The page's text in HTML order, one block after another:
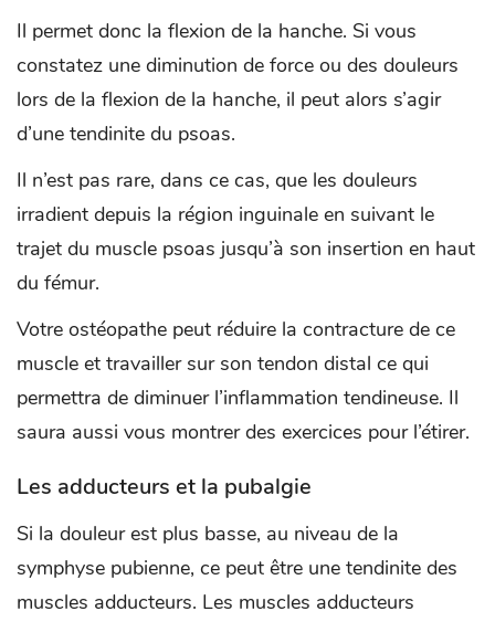
Il permet donc la flexion de la hanche. Si vous
constatez une diminution de force ou des douleurs
lors de la flexion de la hanche, il peut alors s’agir
d’une tendinite du psoas.
Il n’est pas rare, dans ce cas, que les douleurs
irradient depuis la région inguinale en suivant le
trajet du muscle psoas jusqu’à son insertion en haut
du fémur.
Votre ostéopathe peut réduire la contracture de ce
muscle et travailler sur son tendon distal ce qui
permettra de diminuer l’inflammation tendineuse. Il
saura aussi vous montrer des exercices pour l’étirer.
Les adducteurs et la pubalgie
Si la douleur est plus basse, au niveau de la
symphyse pubienne, ce peut être une tendinite des
muscles adducteurs. Les muscles adducteurs